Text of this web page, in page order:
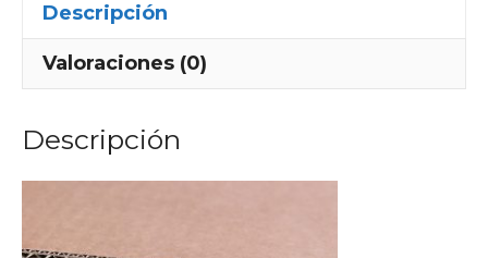
Descripción
Valoraciones (0)
Descripción